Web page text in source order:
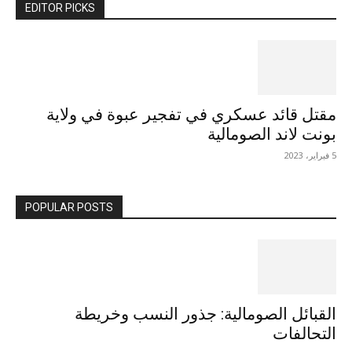
EDITOR PICKS
مقتل قائد عسكري في تفجير عبوة في ولاية
بونت لاند الصومالية
5 فبراير، 2023
POPULAR POSTS
القبائل الصومالية: جذور النسب وخريطة
التحالفات